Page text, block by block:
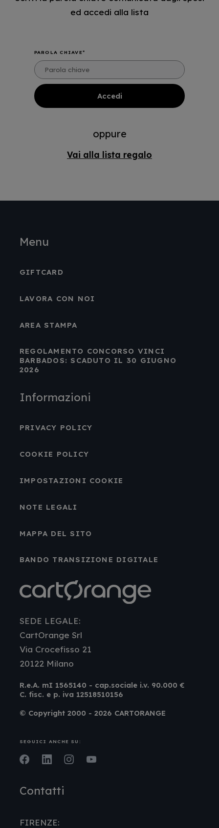
ed accedi alla lista
PAROLA CHIAVE
oppure
Vai alla lista regalo
Menu
GIFTCARD
LAVORA CON NOI
AREA STAMPA
REGOLAMENTO CONCORSO VINCI
BARBADOS: SCADUTO IL 30 GIUGNO
2026
Informazioni
PRIVACY POLICY
COOKIE POLICY
IMPOSTAZIONI COOKIE
NOTE LEGALI
MAPPA DEL SITO
BANDO TRANSIZIONE DIGITALE
SEDE LEGALE:
CartOrange Srl
Via Crocefisso 21
20122 Milano
R.e.A. mI 1565140 - cap.sociale i.v. 90.000 €
C. fisc. e p. iva 12518510156
© Copyright 2000 - 2026 CARTORANGE
SEGUICI ANCHE SU:
Facebook
LinkedInInstagram
Contatti
FIRENZE: